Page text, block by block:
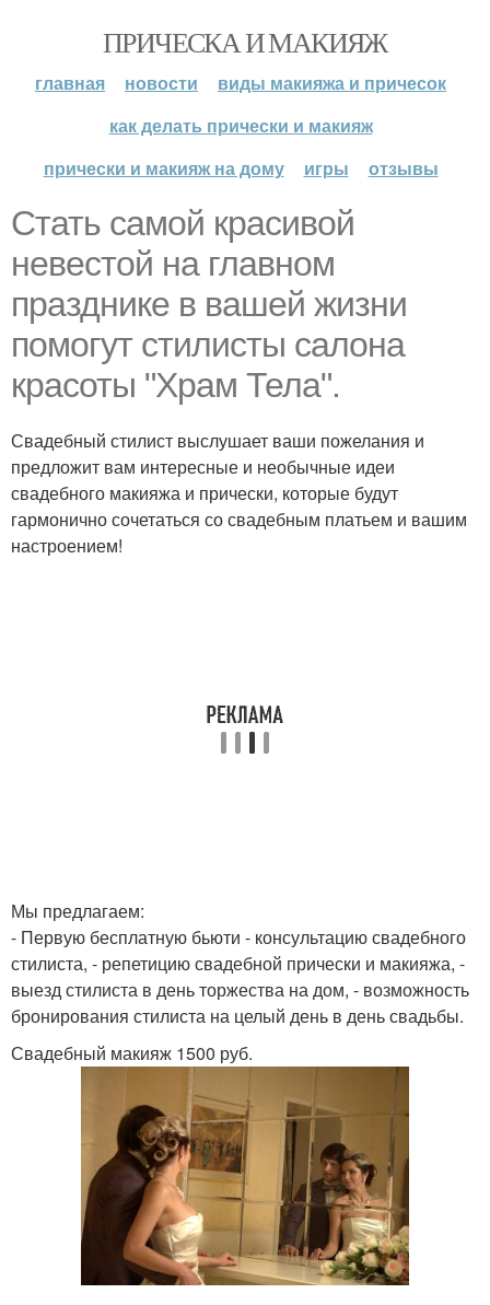
ПРИЧЕСКА И МАКИЯЖ
главная новости
виды макияжа и причесок
как делать прически и макияж
прически и макияж на дому
игры отзывы
Стать самой красивой
невестой на главном
празднике в вашей жизни
помогут стилисты салона
красоты "Храм Тела".
Свадебный стилист выслушает ваши пожелания и
предложит вам интересные и необычные идеи
свадебного макияжа и прически, которые будут
гармонично сочетаться со свадебным платьем и вашим
настроением!
Мы предлагаем:
- Первую бесплатную бьюти - консультацию свадебного
стилиста, - репетицию свадебной прически и макияжа, -
выезд стилиста в день торжества на дом, - возможность
бронирования стилиста на целый день в день свадьбы.
Свадебный макияж 1500 руб.